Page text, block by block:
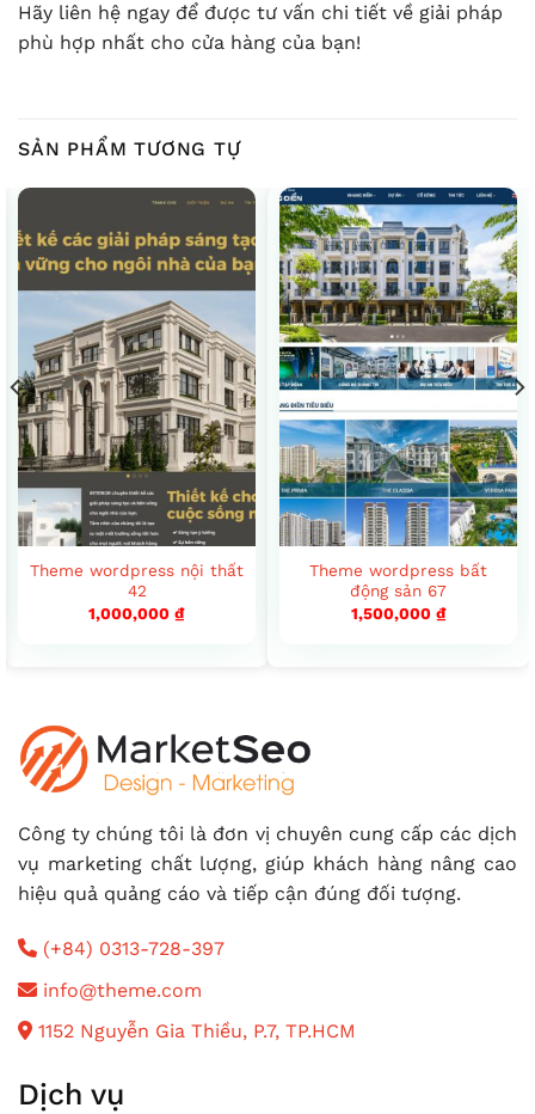
Hãy liên hệ ngay để được tư vấn chi tiết về giải pháp
phù hợp nhất cho cửa hàng của bạn!
SẢN PHẨM TƯƠNG TỰ
Theme wordpress nội thất
42
1,000,000 ₫
Theme wordpress bất
động sản 67
1,500,000 ₫
Công ty chúng tôi là đơn vị chuyên cung cấp các dịch
vụ marketing chất lượng, giúp khách hàng nâng cao
hiệu quả quảng cáo và tiếp cận đúng đối tượng.
(+84) 0313-728-397
info@theme.com
1152 Nguyễn Gia Thiều, P.7, TP.HCM
Dịch vụ